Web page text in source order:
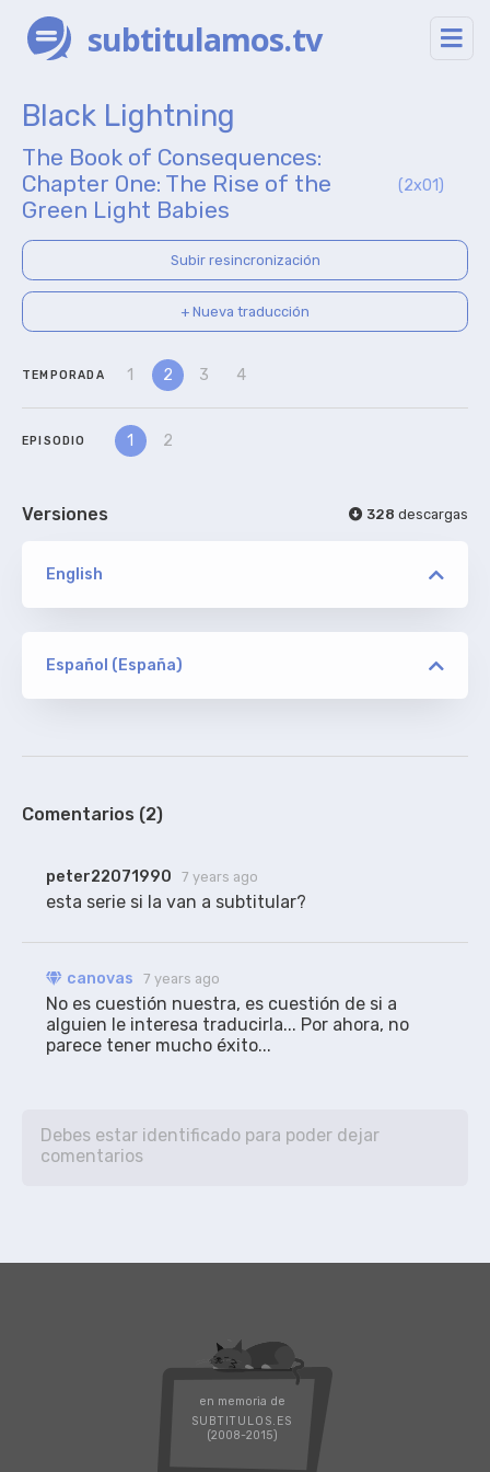
subtitulamos.tv
Black Lightning
The Book of Consequences:
Chapter One: The Rise of the
Green Light Babies
(2x01)
Subir resincronización
+ Nueva traducción
TEMPORADA 1 2 3 4
EPISODIO 1 2
Versiones 328 descargas
English
SVA
ORIGINAL el_lobo
Español (España)
SVA
Comentarios (2)
peter22071990 7 years ago
esta serie si la van a subtitular?
canovas 7 years ago
No es cuestión nuestra, es cuestión de si a
alguien le interesa traducirla... Por ahora, no
parece tener mucho éxito...
en memoria de
SUBTITULOS.ES
(2008-2015)